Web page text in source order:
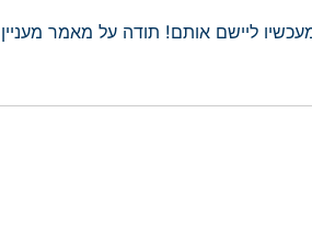
ליישם אותם! תודה על מאמר